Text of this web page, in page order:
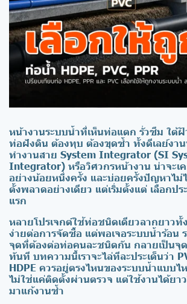
หน้างานระบบน้ำที่เห็นท่อแตก รั่วซึม ใต้
ท่อฝังดิน ต้องทุบ ต้องขุดซ้ำ ทั้งดีเลย์งา
ทำงานสาย System Integrator (SI
Integrator) หรือวิศวกรหน้างาน น่าจะเ
อย่างน้อยหนึ่งครั้ง และบ่อยครั้งปัญหาไม่
ตั้งพลาดอย่างเดียว แต่เริ่มตั้งแต่ เลือกป
แรก
หลายโปรเจกต์ใช้ท่อชนิดเดียวลากยาวทั้
ง่ายต่อการจัดซื้อ แต่พอเจอระบบน้ำร้อน
จุดที่ต้องต่อท่อคนละชนิดกัน กลายเป็นจุ
ทันที บทความนี้เราจะไล่ทีละประเด็นว่า
HDPE ควรอยู่ตรงไหนของระบบน้ำแบบไ
ไม่ใช่แค่ติดตั้งผ่านตรวจ แต่ใช้งานได้ยา
มาแก้งานซ้ำ